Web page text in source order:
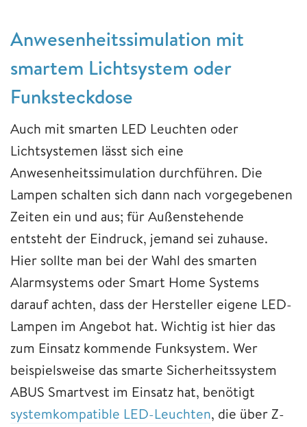
Anwesenheitssimulation mit
smartem Lichtsystem oder
Funksteckdose
Auch mit smarten LED Leuchten oder
Lichtsystemen lässt sich eine
Anwesenheitssimulation durchführen. Die
Lampen schalten sich dann nach vorgegebenen
Zeiten ein und aus; für Außenstehende
entsteht der Eindruck, jemand sei zuhause.
Hier sollte man bei der Wahl des smarten
Alarmsystems oder Smart Home Systems
darauf achten, dass der Hersteller eigene LED-
Lampen im Angebot hat. Wichtig ist hier das
zum Einsatz kommende Funksystem. Wer
beispielsweise das smarte Sicherheitssystem
ABUS Smartvest im Einsatz hat, benötigt
systemkompatible LED-Leuchten, die über Z-